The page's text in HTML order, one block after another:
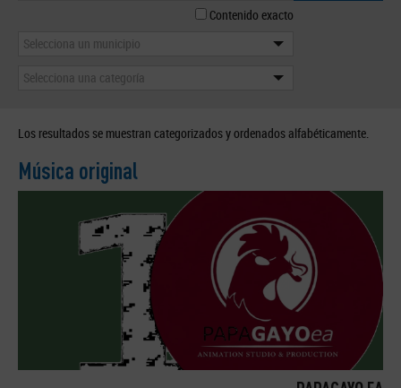
Contenido exacto
Selecciona un municipio
Selecciona una categoría
Los resultados se muestran categorizados y ordenados alfabéticamente.
Música original